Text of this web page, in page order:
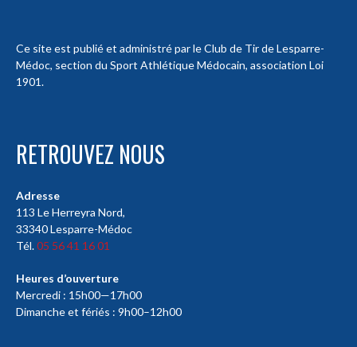
Ce site est publié et administré par le Club de Tir de Lesparre-
Médoc, section du Sport Athlétique Médocain, association Loi
1901.
RETROUVEZ NOUS
Adresse
113 Le Herreyra Nord,
33340 Lesparre-Médoc
Tél.05 56 41 16 01
Heures d’ouverture
Mercredi : 15h00—17h00
Dimanche et fériés : 9h00–12h00